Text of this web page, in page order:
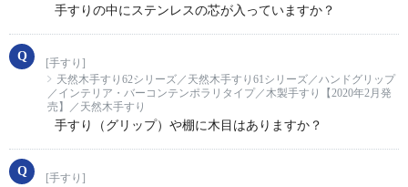
手すりの中にステンレスの芯が入っていますか？
[手すり]
天然木手すり62シリーズ／天然木手すり61シリーズ／ハンドグリップ
／インテリア・バーコンテンポラリタイプ／木製手すり【2020年2月発
売】／天然木手すり
手すり（グリップ）や棚に木目はありますか？
[手すり]